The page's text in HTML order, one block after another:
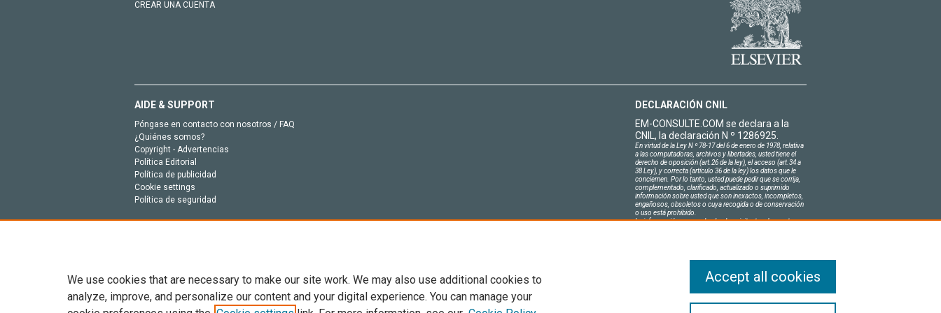
CREAR UNA CUENTA
AIDE & SUPPORT
Póngase en contacto con nosotros / FAQ
¿Quiénes somos?
Copyright - Advertencias
Política Editorial
Política de publicidad
Cookie settings
Política de seguridad
DECLARACIÓN CNIL
EM-CONSULTE.COM se declara a la
CNIL, la declaración N º 1286925.
En virtud de la Ley N º 78-17 del 6 de enero de 1978, relativa
a las computadoras, archivos y libertades, usted tiene el
derecho de oposición (art.26 de la ley), el acceso (art.34 a
38 Ley), y correcta (artículo 36 de la ley) los datos que le
conciernen. Por lo tanto, usted puede pedir que se corrija,
complementado, clarificado, actualizado o suprimido
información sobre usted que son inexactos, incompletos,
engañosos, obsoletos o cuya recogida o de conservación
o uso está prohibido.
La información personal sobre los visitantes de nuestro
We use cookies that are necessary to make our site work. We may also use additional cookies to
analyze, improve, and personalize our content and your digital experience. You can manage your
Accept all cookies